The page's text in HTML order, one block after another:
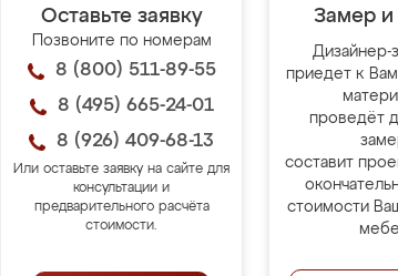
Оставьте заявку
Позвоните по номерам
8 (800) 511-89-55
8 (495) 665-24-01
8 (926) 409-68-13
Или оставьте заявку на сайте для
консультации и
предварительного расчёта
стоимости.
Замер и
Дизайнер-
приедет к
проведёт
составит
стоимости